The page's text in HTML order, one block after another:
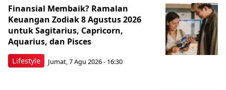
Lifestyle
Finansial Membaik? Ramalan
Keuangan Zodiak 8 Agustus 2026
untuk Sagitarius, Capricorn,
Aquarius, dan Pisces
Jumat, 7 Agu 2026 - 16:30